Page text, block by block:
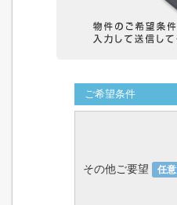
ご希望条件
その他ご要望 任意